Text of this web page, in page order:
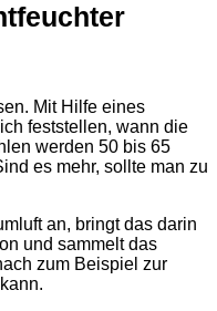
Mit Hilfe eines
feststellen, wann die
werden 50 bis 65
es mehr, sollte man zu
an, bringt das darin
und sammelt das
zum Beispiel zur